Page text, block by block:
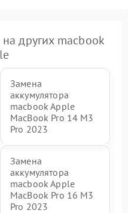
других macbook
Замена
аккумулятора
macbook Apple
MacBook Pro 14 M3
Pro 2023
Замена
аккумулятора
macbook Apple
MacBook Pro 16 M3
Pro 2023